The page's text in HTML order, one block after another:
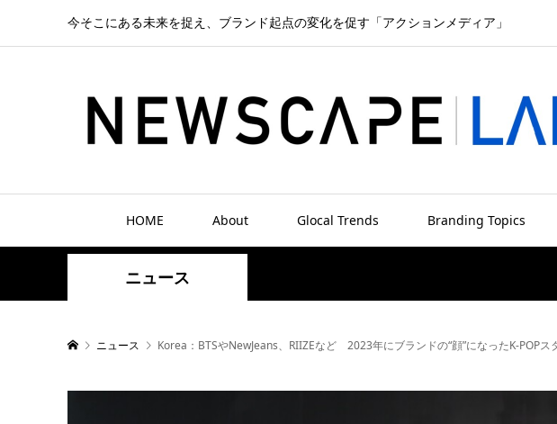
今そこにある未来を捉え、ブランド起点の変化を促す「アクションメディア」
HOME About Glocal Trends Branding Topics
ニュース
ニュース Korea：BTSやNewJeans、RIIZEなど 2023年にブランドの“顔”になったK-POPス